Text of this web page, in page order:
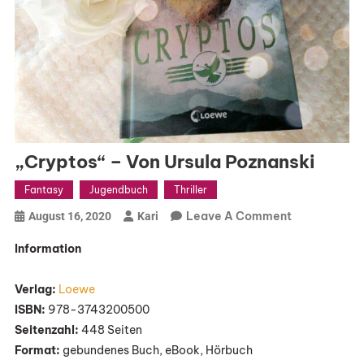
„Cryptos“ – Von Ursula Poznanski
Fantasy Jugendbuch Thriller
August 16, 2020 Kari Leave A CommentOn
Information
Verlag: Loewe
ISBN: 978-3743200500
Seitenzahl: 448 Seiten
Format: gebundenes Buch, eBook, Hörbuch